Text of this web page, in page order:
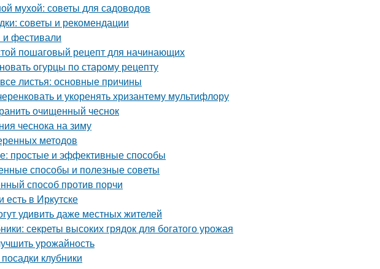
мухой: советы для садоводов
советы и рекомендации
и фестивали
пошаговый рецепт для начинающих
огурцы по старому рецепту
листья: основные причины
и укоренять хризантему мультифлору
очищенный чеснок
чеснока на зиму
методов
простые и эффективные способы
способы и полезные советы
способ против порчи
есть в Иркутске
удивить даже местных жителей
секреты высоких грядок для богатого урожая
урожайность
клубники